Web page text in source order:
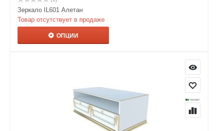
Зеркало IL601 Алетан
Товар отсутствует в продаже
ОПЦИИ